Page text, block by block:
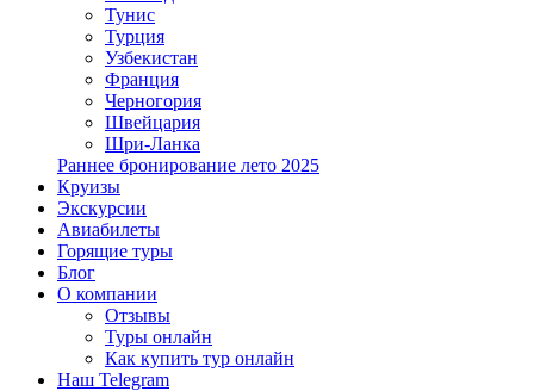
Тунис
Турция
Узбекистан
Франция
Черногория
Швейцария
Шри-Ланка
Раннее бронирование лето 2025
Круизы
Экскурсии
Авиабилеты
Горящие туры
Блог
О компании
Отзывы
Туры онлайн
Как купить тур онлайн
Наш Telegram